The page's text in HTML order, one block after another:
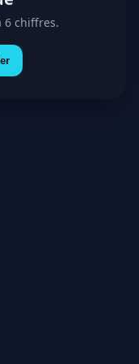
6 chiffres.